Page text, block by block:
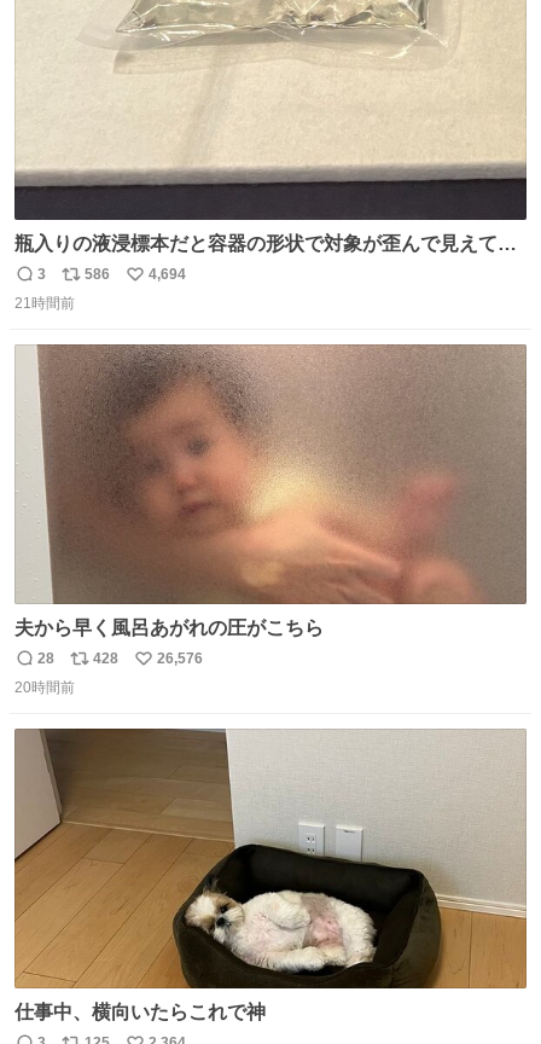
瓶入りの液浸標本だと容器の形状で対象が歪んで見えてし
まうことから、なるべく歪みがない状態で観察しやすいよ
うにこのような形で保存していると前に科博の先生から教
返
信
3
リ
ポ
ト
数
586
い
数
4,694
21時間前
夫から早く風呂あがれの圧がこちら
返
信
28
リ
ポ
428
い
26,576
20時間前
仕事中、横向いたらこれで神